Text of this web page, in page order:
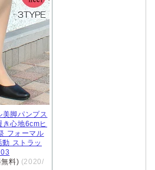
脚パンプス
心地6cmヒ
フォーマル
ストラッ
料) (2020/